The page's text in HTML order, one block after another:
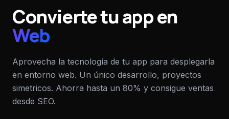
Convierte tu app en
Web
Aprovecha la tecnología de tu app para desplegarla
en entorno web. Un único desarrollo, proyectos
simetricos. Ahorra hasta un 80% y consigue ventas
desde SEO.